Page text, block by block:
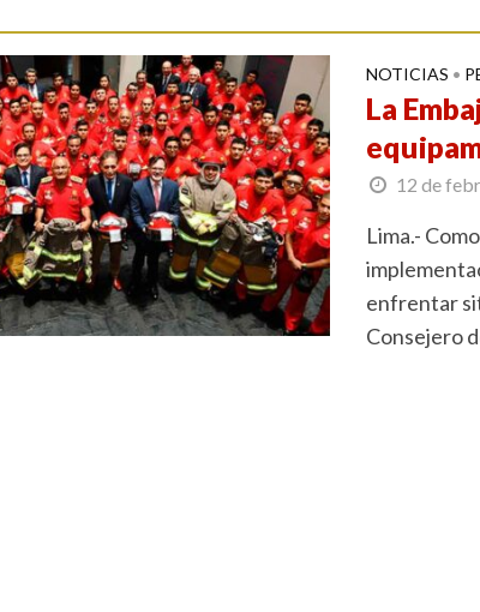
NOTICIAS •
La
12 de
Lima.-
enfrentar
Consejero